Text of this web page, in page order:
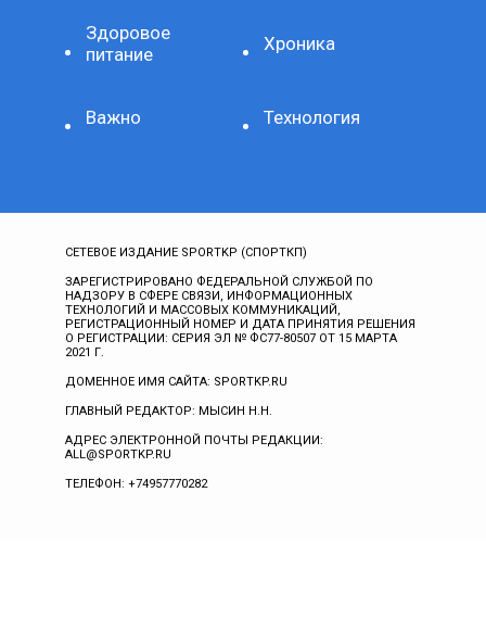
Здоровое
питание
Хроника
Важно Технология
СЕТЕВОЕ ИЗДАНИЕ SPORTKP (СПОРТКП)
ЗАРЕГИСТРИРОВАНО ФЕДЕРАЛЬНОЙ СЛУЖБОЙ ПО
НАДЗОРУ В СФЕРЕ СВЯЗИ, ИНФОРМАЦИОННЫХ
ТЕХНОЛОГИЙ И МАССОВЫХ КОММУНИКАЦИЙ,
РЕГИСТРАЦИОННЫЙ НОМЕР И ДАТА ПРИНЯТИЯ РЕШЕНИЯ
О РЕГИСТРАЦИИ: СЕРИЯ ЭЛ № ФС77-80507 ОТ 15 МАРТА
2021 Г.
ДОМЕННОЕ ИМЯ САЙТА: SPORTKP.RU
ГЛАВНЫЙ РЕДАКТОР: МЫСИН Н.Н.
АДРЕС ЭЛЕКТРОННОЙ ПОЧТЫ РЕДАКЦИИ:
ALL@SPORTKP.RU
ТЕЛЕФОН: +74957770282